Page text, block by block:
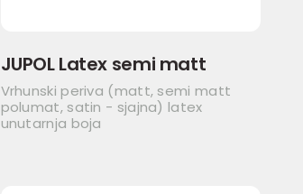
JUPOL Latex semi matt
Vrhunski periva (matt, semi matt
polumat, satin - sjajna) latex
unutarnja boja